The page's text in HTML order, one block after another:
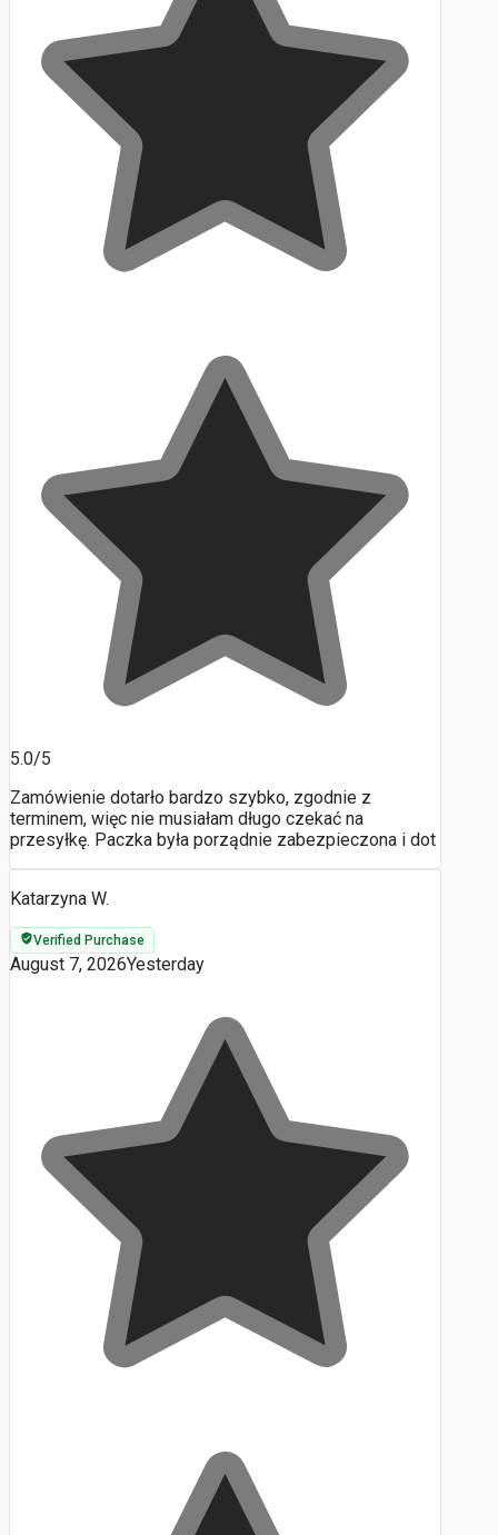
5.0/5
Zamówienie dotarło bardzo szybko, zgodnie z
terminem, więc nie musiałam długo czekać na
przesyłkę. Paczka była porządnie zabezpieczona i dot
Katarzyna W.
Verified Purchase
August 7, 2026Yesterday